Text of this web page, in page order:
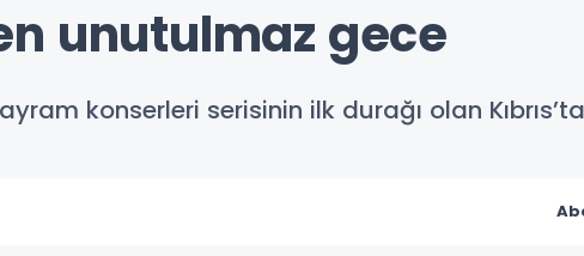
unutulmaz gece
konserleri serisinin ilk durağı olan